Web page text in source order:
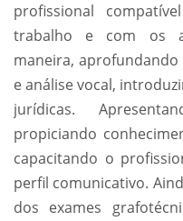
profissional
trabalho e com os
maneira,
e análise vocal,
jurídicas.
propiciando
capacitando o
perfil comunicativo.
dos exames